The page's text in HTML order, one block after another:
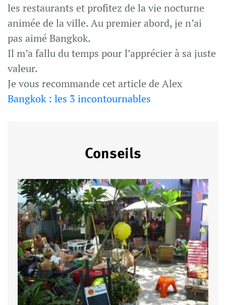
les restaurants et profitez de la vie nocturne
animée de la ville. Au premier abord, je n’ai
pas aimé Bangkok.
Il m’a fallu du temps pour l’apprécier à sa juste
valeur.
Je vous recommande cet article de Alex
Bangkok : les 3 incontournables
Conseils